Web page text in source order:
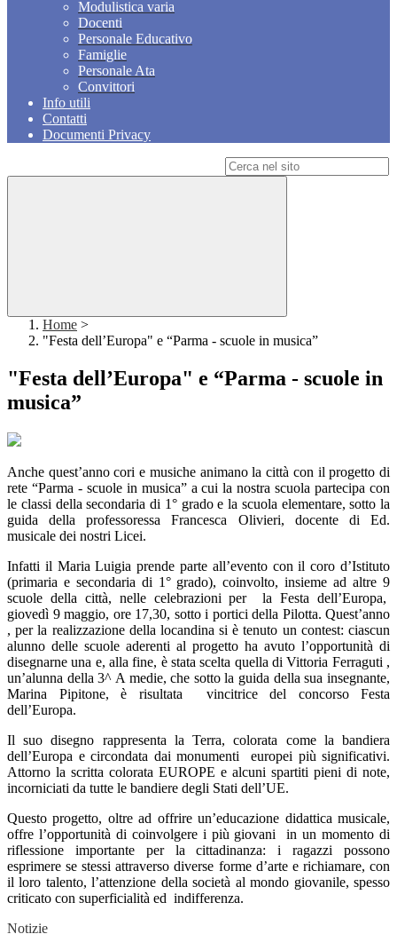
Modulistica varia
Docenti
Personale Educativo
Famiglie
Personale Ata
Convittori
Info utili
Contatti
Documenti Privacy
Home >
"Festa dell’Europa" e “Parma - scuole in musica”
"Festa dell’Europa" e “Parma - scuole in
musica”
Anche quest’anno cori e musiche animano la città con il progetto di
rete “Parma - scuole in musica” a cui la nostra scuola partecipa con
le classi della secondaria di 1° grado e la scuola elementare, sotto la
guida della professoressa Francesca Olivieri, docente di Ed.
musicale dei nostri Licei.
Infatti il Maria Luigia prende parte all’evento con il coro d’Istituto
(primaria e secondaria di 1° grado), coinvolto, insieme ad altre 9
scuole della città, nelle celebrazioni per la Festa dell’Europa,
giovedì 9 maggio, ore 17,30, sotto i portici della Pilotta. Quest’anno
, per la realizzazione della locandina si è tenuto un contest: ciascun
alunno delle scuole aderenti al progetto ha avuto l’opportunità di
disegnarne una e, alla fine, è stata scelta quella di Vittoria Ferraguti ,
un’alunna della 3^ A medie, che sotto la guida della sua insegnante,
Marina Pipitone, è risultata vincitrice del concorso Festa
dell’Europa.
Il suo disegno rappresenta la Terra, colorata come la bandiera
dell’Europa e circondata dai monumenti europei più significativi.
Attorno la scritta colorata EUROPE e alcuni spartiti pieni di note,
incorniciati da tutte le bandiere degli Stati dell’UE.
Questo progetto, oltre ad offrire un’educazione didattica musicale,
offre l’opportunità di coinvolgere i più giovani in un momento di
riflessione importante per la cittadinanza: i ragazzi possono
esprimere se stessi attraverso diverse forme d’arte e richiamare, con
il loro talento, l’attenzione della società al mondo giovanile, spesso
criticato con superficialità ed indifferenza.
Notizie